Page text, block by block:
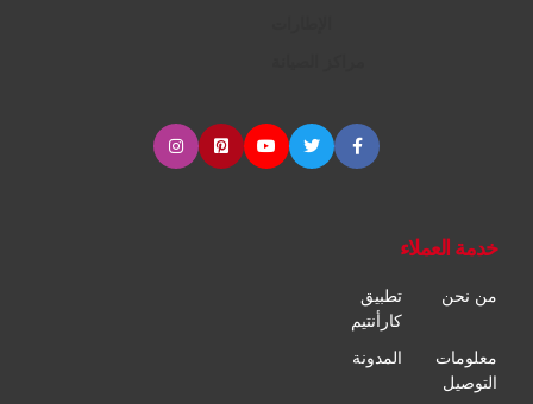
خدمة العملاء
من نحن
تطبيق
كارأنتيم
معلومات
التوصيل
المدونة